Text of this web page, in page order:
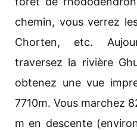
chemin, vous verrez
Chorten, etc.
traversez la rivière
obtenez une vue
7710m. Vous marchez
m en descente